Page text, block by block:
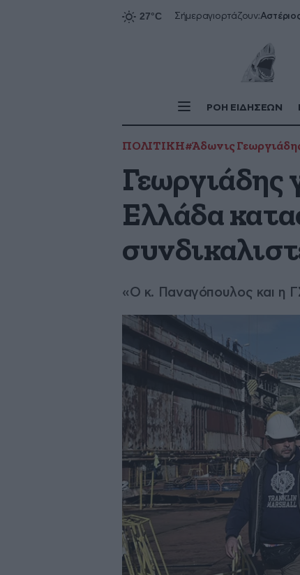
Σήμεραγιορτάζουν:
ΡΟΗ ΕΙΔΗΣΕΩΝ
ΠΟΛΙΤΙΚΗ#Άδωνις
Γεωργιάδης
Ελλάδα
«Ο κ. Παναγόπουλος και η